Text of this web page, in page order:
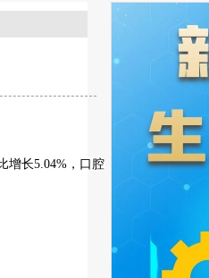
增长5.04%，口腔